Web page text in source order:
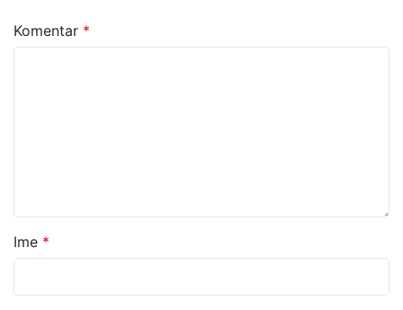
Komentar *
Ime *